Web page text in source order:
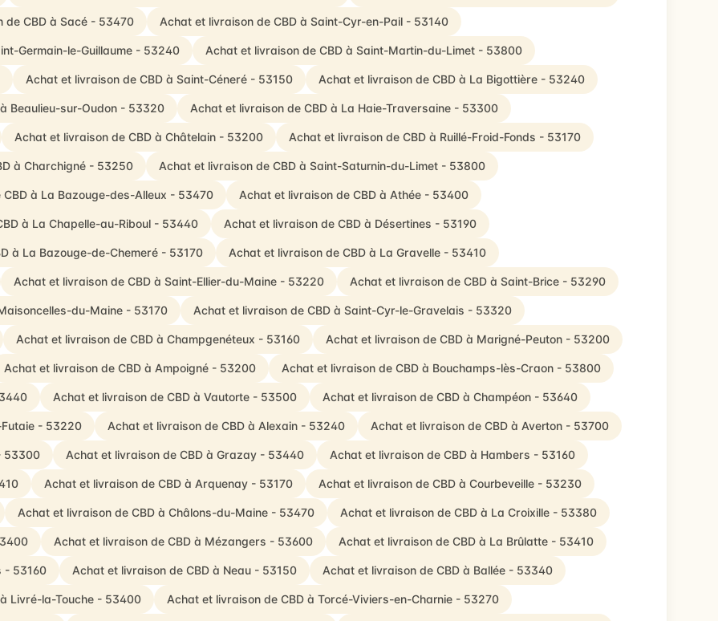
de CBD à Sacé - 53470 Achat et livraison de CBD à Saint-Cyr-en-Pail - 53140
Germain-le-Guillaume - 53240 Achat et livraison de CBD à Saint-Martin-du-Limet - 53800
Achat et livraison de CBD à Saint-Céneré - 53150 Achat et livraison de CBD à La Bigottière - 53240
Beaulieu-sur-Oudon - 53320 Achat et livraison de CBD à La Haie-Traversaine - 53300
Achat et livraison de CBD à Châtelain - 53200 Achat et livraison de CBD à Ruillé-Froid-Fonds - 53170
à Charchigné - 53250 Achat et livraison de CBD à Saint-Saturnin-du-Limet - 53800
à La Bazouge-des-Alleux - 53470 Achat et livraison de CBD à Athée - 53400
à La Chapelle-au-Riboul - 53440 Achat et livraison de CBD à Désertines - 53190
à La Bazouge-de-Chemeré - 53170 Achat et livraison de CBD à La Gravelle - 53410
Achat et livraison de CBD à Saint-Ellier-du-Maine - 53220 Achat et livraison de CBD à Saint-Brice - 53290
du-Maine - 53170 Achat et livraison de CBD à Saint-Cyr-le-Gravelais - 53320
Achat et livraison de CBD à Champgenéteux - 53160 Achat et livraison de CBD à Marigné-Peuton - 53200
Achat et livraison de CBD à Ampoigné - 53200 Achat et livraison de CBD à Bouchamps-lès-Craon - 53800
Achat et livraison de CBD à Vautorte - 53500 Achat et livraison de CBD à Champéon - 53640
- 53220 Achat et livraison de CBD à Alexain - 53240 Achat et livraison de CBD à Averton - 53700
53300 Achat et livraison de CBD à Grazay - 53440 Achat et livraison de CBD à Hambers - 53160
Achat et livraison de CBD à Arquenay - 53170 Achat et livraison de CBD à Courbeveille - 53230
Achat et livraison de CBD à Châlons-du-Maine - 53470 Achat et livraison de CBD à La Croixille - 53380
Achat et livraison de CBD à Mézangers - 53600 Achat et livraison de CBD à La Brûlatte - 53410
- 53160 Achat et livraison de CBD à Neau - 53150 Achat et livraison de CBD à Ballée - 53340
Livré-la-Touche - 53400 Achat et livraison de CBD à Torcé-Viviers-en-Charnie - 53270